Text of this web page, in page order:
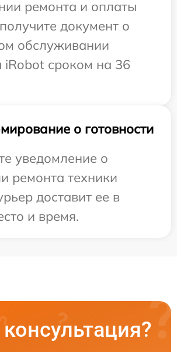
ремонта и оплаты
документ о
обслуживании
iRobot сроком на 36
о готовности
уведомление о
ремонта техники
доставит ее в
и время.